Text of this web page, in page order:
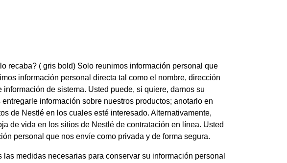
recaba? ( gris bold) Solo reunimos información personal que
información personal directa tal como el nombre, dirección
de sistema. Usted puede, si quiere, darnos su
información sobre nuestros productos; anotarlo en
de Nestlé en los cuales esté interesado. Alternativamente,
de vida en los sitios de Nestlé de contratación en línea. Usted
personal que nos envíe como privada y de forma segura.
medidas necesarias para conservar su información personal